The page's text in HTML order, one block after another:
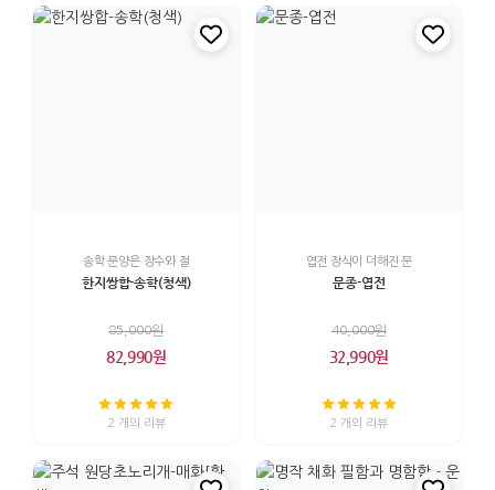
송학 문양은 장수와 절
한지쌍합-송학(청색)
85,000원
82,990원
2 개의 리뷰
엽전 장식이 더해진 문
문종-엽전
40,000원
32,990원
2 개의 리뷰